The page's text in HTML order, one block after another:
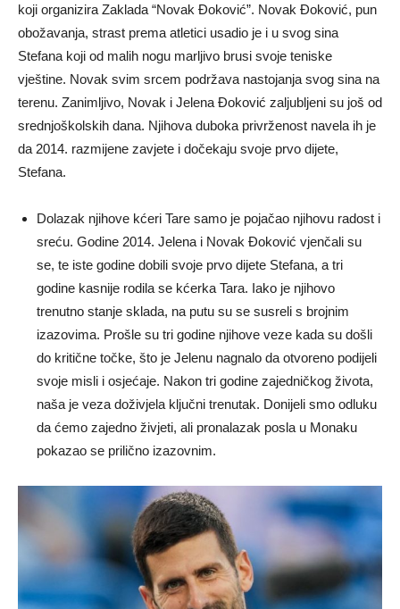
koji organizira Zaklada “Novak Đoković”. Novak Đoković, pun
obožavanja, strast prema atletici usadio je i u svog sina
Stefana koji od malih nogu marljivo brusi svoje teniske
vještine. Novak svim srcem podržava nastojanja svog sina na
terenu. Zanimljivo, Novak i Jelena Đoković zaljubljeni su još od
srednjoškolskih dana. Njihova duboka privrženost navela ih je
da 2014. razmijene zavjete i dočekaju svoje prvo dijete,
Stefana.
Dolazak njihove kćeri Tare samo je pojačao njihovu radost i
sreću. Godine 2014. Jelena i Novak Đoković vjenčali su
se, te iste godine dobili svoje prvo dijete Stefana, a tri
godine kasnije rodila se kćerka Tara. Iako je njihovo
trenutno stanje sklada, na putu su se susreli s brojnim
izazovima. Prošle su tri godine njihove veze kada su došli
do kritične točke, što je Jelenu nagnalo da otvoreno podijeli
svoje misli i osjećaje. Nakon tri godine zajedničkog života,
naša je veza doživjela ključni trenutak. Donijeli smo odluku
da ćemo zajedno živjeti, ali pronalazak posla u Monaku
pokazao se prilično izazovnim.